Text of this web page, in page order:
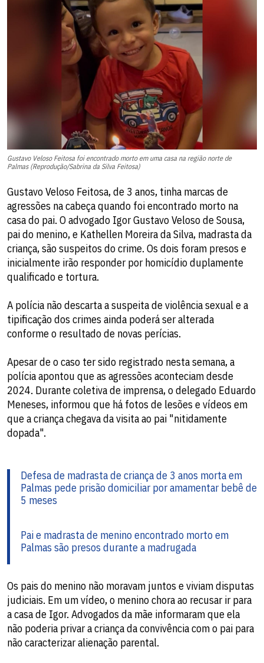
Gustavo Veloso Feitosa foi encontrado morto em uma casa na região norte de
Palmas (Reprodução/Sabrina da Silva Feitosa)
Gustavo Veloso Feitosa, de 3 anos, tinha marcas de
agressões na cabeça quando foi encontrado morto na
casa do pai. O advogado Igor Gustavo Veloso de Sousa,
pai do menino, e Kathellen Moreira da Silva, madrasta da
criança, são suspeitos do crime. Os dois foram presos e
inicialmente irão responder por homicídio duplamente
qualificado e tortura.
A polícia não descarta a suspeita de violência sexual e a
tipificação dos crimes ainda poderá ser alterada
conforme o resultado de novas perícias.
Apesar de o caso ter sido registrado nesta semana, a
polícia apontou que as agressões aconteciam desde
2024. Durante coletiva de imprensa, o delegado Eduardo
Meneses, informou que há fotos de lesões e vídeos em
que a criança chegava da visita ao pai "nitidamente
dopada".
Defesa de madrasta de criança de 3 anos morta em
Palmas pede prisão domiciliar por amamentar bebê de
5 meses
Pai e madrasta de menino encontrado morto em
Palmas são presos durante a madrugada
Os pais do menino não moravam juntos e viviam disputas
judiciais. Em um vídeo, o menino chora ao recusar ir para
a casa de Igor. Advogados da mãe informaram que ela
não poderia privar a criança da convivência com o pai para
não caracterizar alienação parental.